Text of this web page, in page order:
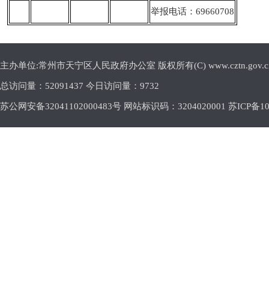
举报电话：69660708
主办单位:常州市天宁区人民政府办公室 版权所有(C)
总访问量： 52091437 今日访问量： 9732
苏公网安备32041102000483号 网站标识码：3204020001 苏ICP备